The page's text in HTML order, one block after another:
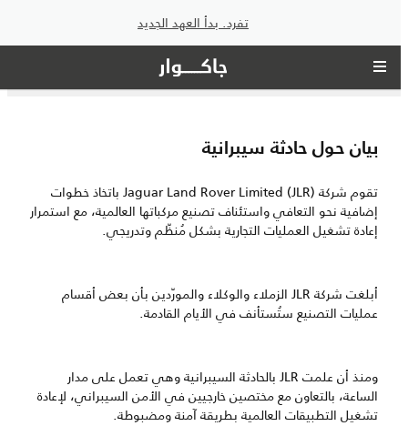
تفرد. بدأ العهد الجديد
بيان حول حادثة سيبرانية
تقوم شركة Jaguar Land Rover Limited (JLR) باتخاذ خطوات
إضافية نحو التعافي واستئناف تصنيع مركباتها العالمية، مع استمرار
إعادة تشغيل العمليات التجارية بشكل مُنظّم وتدريجي.
أبلغت شركة JLR الزملاء والوكلاء والمورّدين بأن بعض أقسام
عمليات التصنيع ستُستأنف في الأيام القادمة.
ومنذ أن علمت JLR بالحادثة السيبرانية وهي تعمل على مدار
الساعة، بالتعاون مع مختصين خارجيين في الأمن السيبراني، لإعادة
تشغيل التطبيقات العالمية بطريقة آمنة ومضبوطة.